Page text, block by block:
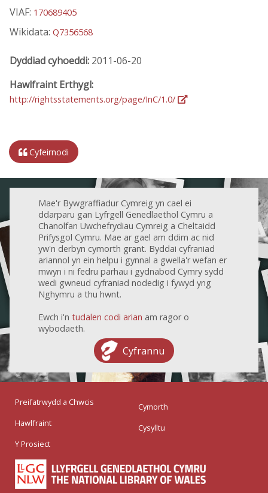
VIAF: 170689405
Wikidata: Q7356568
Dyddiad cyhoeddi: 2011-06-20
Hawlfraint Erthygl:
http://rightsstatements.org/page/InC/1.0/
Cyfeirnodi
Mae'r Bywgraffiadur Cymreig yn cael ei
ddarparu gan Lyfrgell Genedlaethol Cymru a
Chanolfan Uwchefrydiau Cymreig a Cheltaidd
Prifysgol Cymru. Mae ar gael am ddim ac nid
yw'n derbyn cymorth grant. Byddai cyfraniad
ariannol yn ein helpu i gynnal a gwella'r wefan er
mwyn i ni fedru parhau i gydnabod Cymry sydd
wedi gwneud cyfraniad nodedig i fywyd yng
Nghymru a thu hwnt.
Ewch i'n tudalen codi arian am ragor o
wybodaeth.
Cyfrannu
Preifatrwydd a Chwcis
Hawlfraint
Y Prosiect
Cymorth
Cysylltu